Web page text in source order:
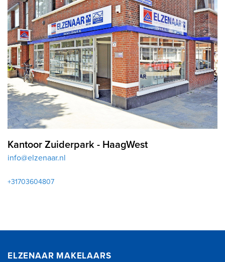
Kantoor Zuiderpark - HaagWest
info@elzenaar.nl
+31703604807
ELZENAAR MAKELAARS